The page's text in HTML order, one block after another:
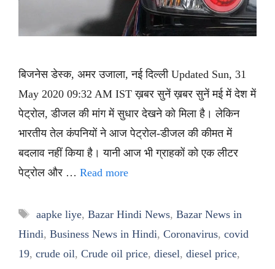
बिजनेस डेस्क, अमर उजाला, नई दिल्ली Updated Sun, 31
May 2020 09:32 AM IST ख़बर सुनें ख़बर सुनें मई में देश में
पेट्रोल, डीजल की मांग में सुधार देखने को मिला है। लेकिन
भारतीय तेल कंपनियों ने आज पेट्रोल-डीजल की कीमत में
बदलाव नहीं किया है। यानी आज भी ग्राहकों को एक लीटर
पेट्रोल और … Read more
Tags
aapke liye, Bazar Hindi News, Bazar News in
Hindi, Business News in Hindi, Coronavirus, covid
19, crude oil, Crude oil price, diesel, diesel price,